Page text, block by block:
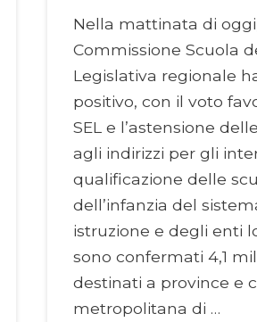
Nella mattinata di
Commissione Scuola
Legislativa regionale
positivo, con il voto
SEL e l’astensione
agli indirizzi per gli
qualificazione delle
dell’infanzia del
istruzione e degli enti
sono confermati 4,1
destinati a province e
metropolitana di …